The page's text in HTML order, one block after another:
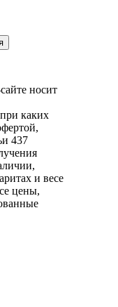
носит
каких
437
и весе
цены,